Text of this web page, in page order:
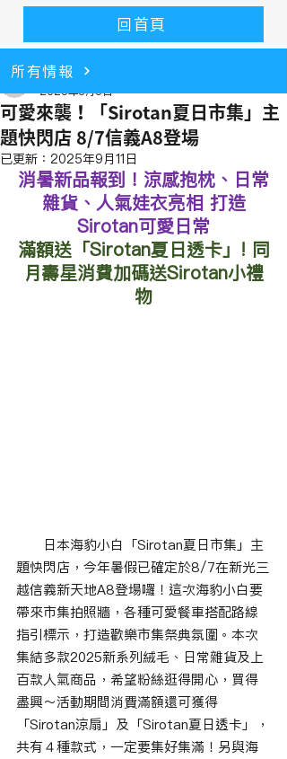
回首頁
可愛來襲！「Sirotan夏日市集」主
題快閃店 8/7信義A8登場
alice9166
2025年8月5日
已更新： 2025年9月11日
消暑新品報到！涼感抱枕、日常
雜貨、人氣娃衣亮相 打造
Sirotan可愛日常
滿額送「Sirotan夏日透卡」! 同
月壽星消費加碼送Sirotan小禮
物
日本海豹小白「Sirotan夏日市集」主
題快閃店，今年暑假已確定於8/7在新光三
越信義新天地A8登場囉！這次海豹小白要
帶來市集拍照牆，各種可愛餐車搭配路線
指引標示，打造歡樂市集祭典氛圍。本次
集結多款2025新系列絨毛、日常雜貨及上
百款人氣商品，希望粉絲逛得開心，買得
盡興～活動期間消費滿額還可獲得
「Sirotan涼扇」及「Sirotan夏日透卡」，
共有４種款式，一定要集好集滿！另與海
所有情報